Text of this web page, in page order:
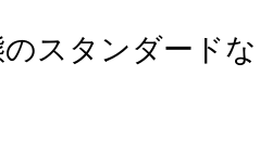
スタンダード